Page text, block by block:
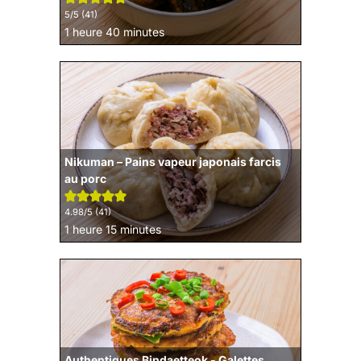
5/5 (41)
1heure
heure 40 minutes
minutes
Nikuman – Pains vapeur japonais farcis
au porc
4.98/5 (41)
1heure
heure 15minutes
minutes